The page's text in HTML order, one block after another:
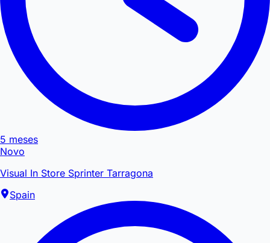
5 meses
Novo
Visual In Store Sprinter Tarragona
Spain